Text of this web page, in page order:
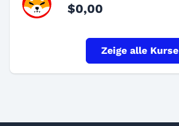
$0,00
Zeige alle Kurse